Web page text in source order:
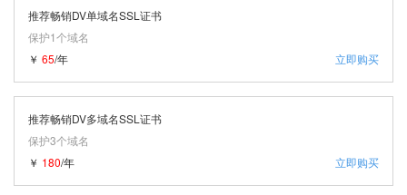
推荐畅销DV单域名SSL证书
保护1个域名
立即购买
￥ 65/年
推荐畅销DV多域名SSL证书
保护3个域名
立即购买
￥ 180/年